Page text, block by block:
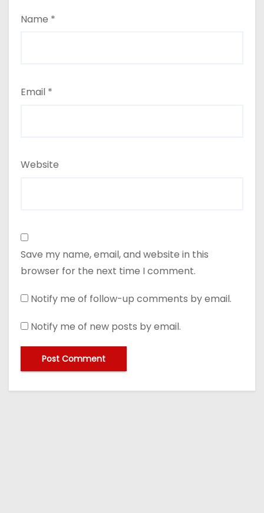
Name *
Email *
Website
Save my name, email, and website in this
browser for the next time I comment.
Notify me of follow-up comments by email.
Notify me of new posts by email.